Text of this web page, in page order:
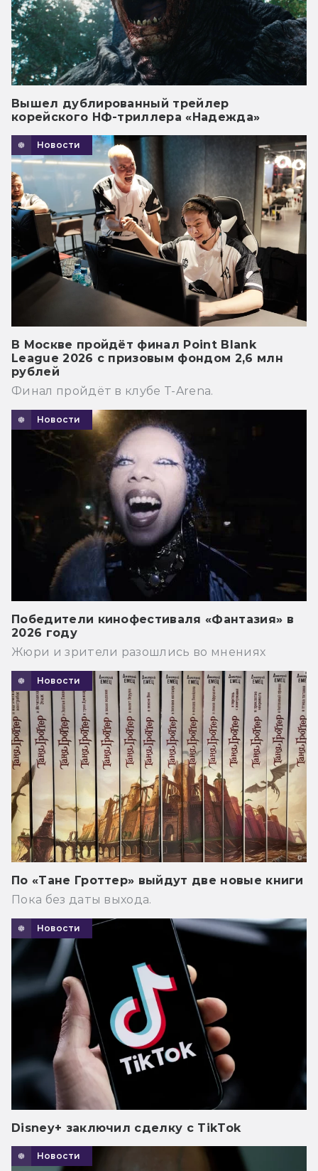
Вышел дублированный трейлер
корейского НФ-триллера «Надежда»
Новости
В Москве пройдёт финал Point Blank
League 2026 с призовым фондом 2,6 млн
рублей
Финал пройдёт в клубе T-Arena.
Новости
Победители кинофестиваля «Фантазия» в
2026 году
Жюри и зрители разошлись во мнениях
Новости
По «Тане Гроттер» выйдут две новые книги
Пока без даты выхода.
Новости
Disney+ заключил сделку с TikTok
Новости